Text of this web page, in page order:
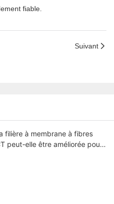
fiable.
Suivant
filière à membrane à fibres
peut-elle être améliorée pour